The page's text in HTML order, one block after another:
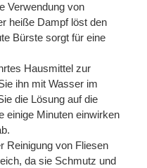
Verwendung von
heiße Dampf löst den
Bürste sorgt für eine
Hausmittel zur
ihn mit Wasser im
die Lösung auf die
einige Minuten einwirken
Reinigung von Fliesen
da sie Schmutz und